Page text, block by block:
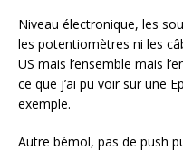
Niveau électronique, les
les potentiomètres ni les
US mais l’ensemble mais
ce que j’ai pu voir sur une
exemple.
Autre bémol, pas de push